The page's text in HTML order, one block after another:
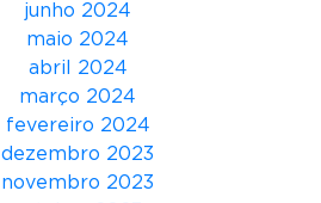
junho 2024
maio 2024
abril 2024
março 2024
fevereiro 2024
dezembro 2023
novembro 2023